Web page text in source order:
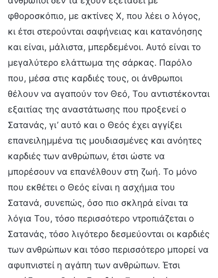
φθοροσκόπιο, με ακτίνες Χ, που λέει ο λόγος,
κι έτσι στερούνται σαφήνειας και κατανόησης
και είναι, μάλιστα, μπερδεμένοι. Αυτό είναι το
μεγαλύτερο ελάττωμα της σάρκας. Παρόλο
που, μέσα στις καρδιές τους, οι άνθρωποι
θέλουν να αγαπούν τον Θεό, Του αντιστέκονται
εξαιτίας της αναστάτωσης που προξενεί ο
Σατανάς, γι’ αυτό και ο Θεός έχει αγγίξει
επανειλημμένα τις μουδιασμένες και ανόητες
καρδιές των ανθρώπων, έτσι ώστε να
μπορέσουν να επανέλθουν στη ζωή. Το μόνο
που εκθέτει ο Θεός είναι η ασχήμια του
Σατανά, συνεπώς, όσο πιο σκληρά είναι τα
λόγια Του, τόσο περισσότερο ντροπιάζεται ο
Σατανάς, τόσο λιγότερο δεσμεύονται οι καρδιές
των ανθρώπων και τόσο περισσότερο μπορεί να
αφυπνιστεί η αγάπη των ανθρώπων. Έτσι